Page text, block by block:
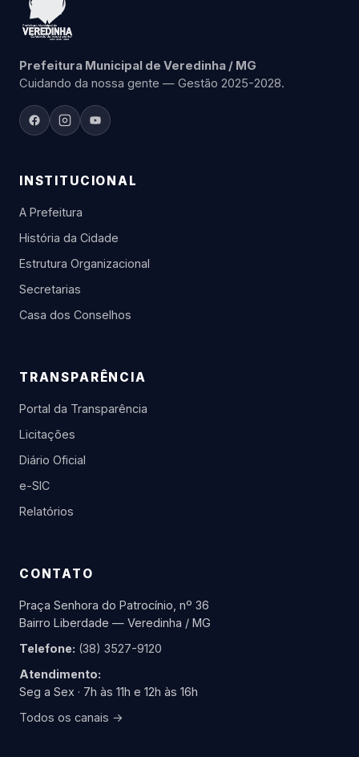
Prefeitura Municipal de Veredinha / MG
Cuidando da nossa gente — Gestão 2025-2028.
INSTITUCIONAL
A Prefeitura
História da Cidade
Estrutura Organizacional
Secretarias
Casa dos Conselhos
TRANSPARÊNCIA
Portal da Transparência
Licitações
Diário Oficial
e-SIC
Relatórios
CONTATO
Praça Senhora do Patrocínio, nº 36
Bairro Liberdade — Veredinha / MG
Telefone: (38) 3527-9120
Atendimento:
Seg a Sex · 7h às 11h e 12h às 16h
Todos os canais →